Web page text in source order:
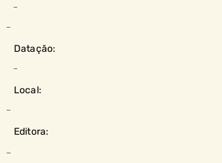
-
-
Datação:
-
Local:
-
Editora:
-